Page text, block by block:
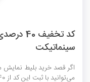
کد
سینماتیکت
اگر قصد خرید بلیط نمایش